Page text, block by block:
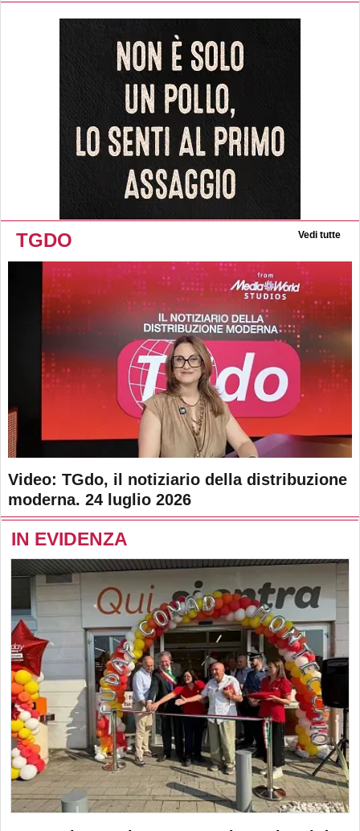
TGDO Vedi tutte
Video: TGdo, il notiziario della distribuzione
moderna. 24 luglio 2026
IN EVIDENZA